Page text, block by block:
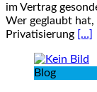
im Vertrag
Wer geglaubt
Privatisierung […]
Blog